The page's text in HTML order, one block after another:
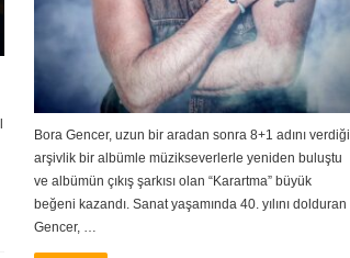
Bora Gencer, uzun bir aradan sonra 8+1 adını verdiği
arşivlik bir albümle müzikseverlerle yeniden buluştu
ve albümün çıkış şarkısı olan “Karartma” büyük
beğeni kazandı. Sanat yaşamında 40. yılını dolduran
Gencer, …